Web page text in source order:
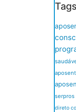
Tags
serpros
direto